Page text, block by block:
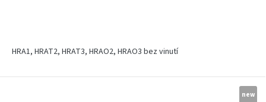
HRA1, HRAT2, HRAT3, HRAO2, HRAO3 bez vinutí
new